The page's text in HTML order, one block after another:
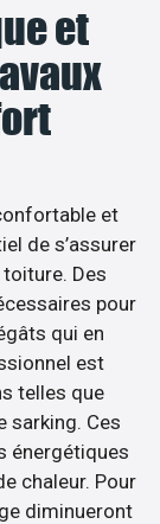
et
et
de s’assurer
toiture. Des
pour
qui en
est
telles que
sarking. Ces
énergétiques
chaleur. Pour
diminueront